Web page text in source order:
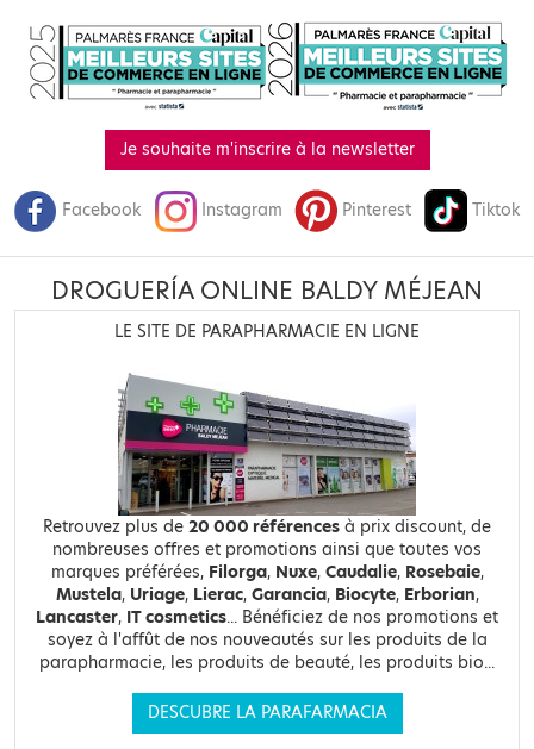
Je souhaite m'inscrire à la newsletter
Facebook Instagram Pinterest Tiktok
DROGUERÍA ONLINE BALDY MÉJEAN
LE SITE DE PARAPHARMACIE EN LIGNE
Retrouvez plus de 20 000 références à prix discount, de
nombreuses offres et promotions ainsi que toutes vos
marques préférées, Filorga, Nuxe, Caudalie, Rosebaie,
Mustela, Uriage, Lierac, Garancia, Biocyte, Erborian,
Lancaster, IT cosmetics... Bénéficiez de nos promotions et
soyez à l'affût de nos nouveautés sur les produits de la
parapharmacie, les produits de beauté, les produits bio...
DESCUBRE LA PARAFARMACIA